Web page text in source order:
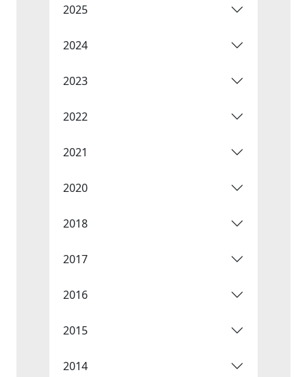
2025
2024
2023
2022
2021
2020
2018
2017
2016
2015
2014